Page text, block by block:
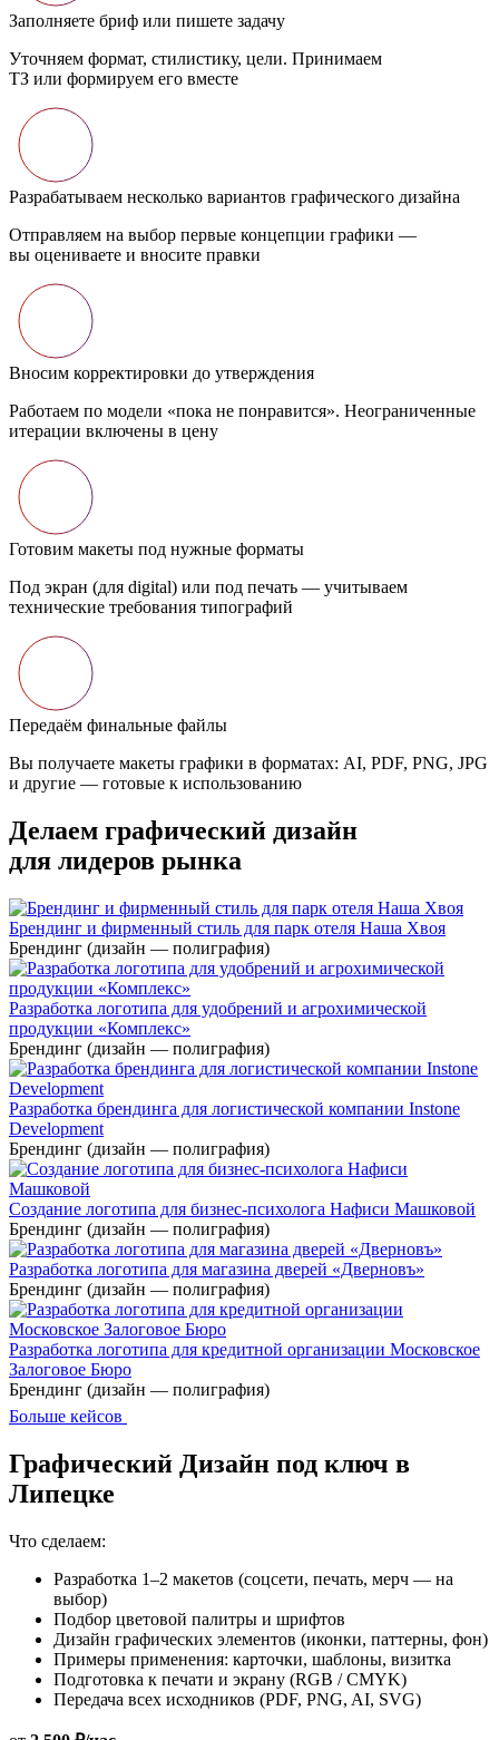
Заполняете бриф или пишете задачу
Уточняем формат, стилистику, цели. Принимаем
ТЗ или формируем его вместе
Разрабатываем несколько вариантов графического дизайна
Отправляем на выбор первые концепции графики —
вы оцениваете и вносите правки
Вносим корректировки до утверждения
Работаем по модели «пока не понравится». Неограниченные
итерации включены в цену
Готовим макеты под нужные форматы
Под экран (для digital) или под печать — учитываем
технические требования типографий
Передаём финальные файлы
Вы получаете макеты графики в форматах: AI, PDF, PNG, JPG
и другие — готовые к использованию
Делаем графический дизайн
для лидеров рынка
Брендинг и фирменный стиль для парк отеля Наша Хвоя
Брендинг (дизайн — полиграфия)
Разработка логотипа для удобрений и агрохимической
продукции «Комплекс»
Брендинг (дизайн — полиграфия)
Разработка брендинга для логистической компании Instone
Development
Брендинг (дизайн — полиграфия)
Создание логотипа для бизнес-психолога Нафиси Машковой
Брендинг (дизайн — полиграфия)
Разработка логотипа для магазина дверей «Дверновъ»
Брендинг (дизайн — полиграфия)
Разработка логотипа для кредитной организации Московское
Залоговое Бюро
Брендинг (дизайн — полиграфия)
Больше кейсов
Графический Дизайн под ключ в
Липецке
Что сделаем:
Разработка 1–2 макетов (соцсети, печать, мерч — на
выбор)
Подбор цветовой палитры и шрифтов
Дизайн графических элементов (иконки, паттерны, фон)
Примеры применения: карточки, шаблоны, визитка
Подготовка к печати и экрану (RGB / CMYK)
Передача всех исходников (PDF, PNG, AI, SVG)